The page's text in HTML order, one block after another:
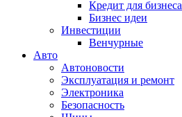
Кредит для бизнеса
Бизнес идеи
Инвестиции
Венчурные
Авто
Автоновости
Эксплуатация и ремонт
Электроника
Безопасность